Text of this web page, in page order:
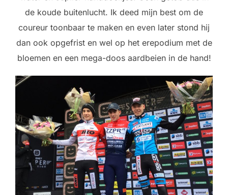
de koude buitenlucht. Ik deed mijn best om de
coureur toonbaar te maken en even later stond hij
dan ook opgefrist en wel op het erepodium met de
bloemen en een mega-doos aardbeien in de hand!